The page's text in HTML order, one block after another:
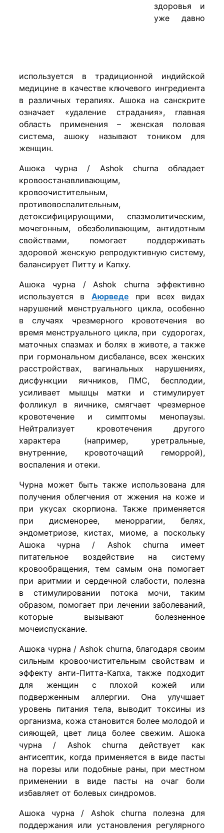
здоровья и
уже давно
используется в традиционной индийской
медицине в качестве ключевого ингредиента
в различных терапиях. Ашока на санскрите
означает «удаление страдания», главная
область применения – женская половая
система, ашоку называют тоником для
женщин.
Ашока чурна / Ashok churna обладает
кровоостанавливающим,
кровоочистительным,
противовоспалительным,
детоксифицирующими, спазмолитическим,
мочегонным, обезболивающим, антидотным
свойствами, помогает поддерживать
здоровой женскую репродуктивную систему,
балансирует Питту и Капху.
Ашока чурна / Ashok churna эффективно
используется в Аюрведе при всех видах
нарушений менструального цикла, особенно
в случаях чрезмерного кровотечения во
время менструального цикла, при судорогах,
маточных спазмах и болях в животе, а также
при гормональном дисбалансе, всех женских
расстройствах, вагинальных нарушениях,
дисфункции яичников, ПМС, бесплодии,
усиливает мышцы матки и стимулирует
фолликул в яичнике, смягчает чрезмерное
кровотечение и симптомы менопаузы.
Нейтрализует кровотечения другого
характера (например, уретральные,
внутренние, кровоточащий геморрой),
воспаления и отеки.
Чурна может быть также использована для
получения облегчения от жжения на коже и
при укусах скорпиона. Также применяется
при дисменорее, меноррагии, белях,
эндометриозе, кистах, миоме, а поскольку
Ашока чурна / Ashok churna имеет
питательное воздействие на систему
кровообращения, тем самым она помогает
при аритмии и сердечной слабости, полезна
в стимулировании потока мочи, таким
образом, помогает при лечении заболеваний,
которые вызывают болезненное
мочеиспускание.
Ашока чурна / Ashok churna, благодаря своим
сильным кровоочистительным свойствам и
эффекту анти-Питта-Капха, также подходит
для женщин с плохой кожей или
подверженным аллергии. Она улучшает
уровень питания тела, выводит токсины из
организма, кожа становится более молодой и
сияющей, цвет лица более свежим. Ашока
чурна / Ashok churna действует как
антисептик, когда применяется в виде пасты
на порезы или подобные раны, при местном
применении в виде пасты на очаг боли
избавляет от болевых синдромов.
Ашока чурна / Ashok churna полезна для
поддержания или установления регулярного